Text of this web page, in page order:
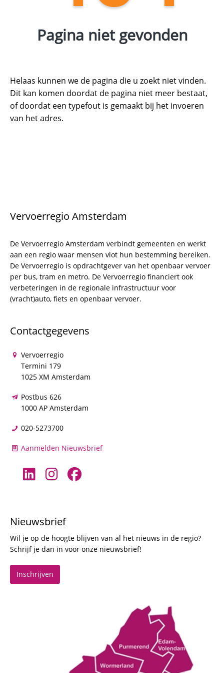
Pagina niet gevonden
Helaas kunnen we de pagina die u zoekt niet vinden.
Dit kan komen doordat de pagina niet meer bestaat,
of doordat een typefout is gemaakt bij het invoeren
van het adres.
Vervoerregio Amsterdam
De Vervoerregio Amsterdam verbindt gemeenten en werkt
aan een regio waar mensen vlot hun bestemming bereiken.
De Vervoerregio is opdrachtgever van het openbaar vervoer
per bus, tram en metro. De Vervoerregio financiert ook
verbeteringen in de regionale infrastructuur voor
(vracht)auto, fiets en openbaar vervoer.
Contactgegevens
Vervoerregio
Termini 179
1025 XM Amsterdam
Postbus 626
1000 AP Amsterdam
020-5273700
Aanmelden Nieuwsbrief
Nieuwsbrief
Wil je op de hoogte blijven van al het nieuws in de regio?
Schrijf je dan in voor onze nieuwsbrief!
Inschrijven